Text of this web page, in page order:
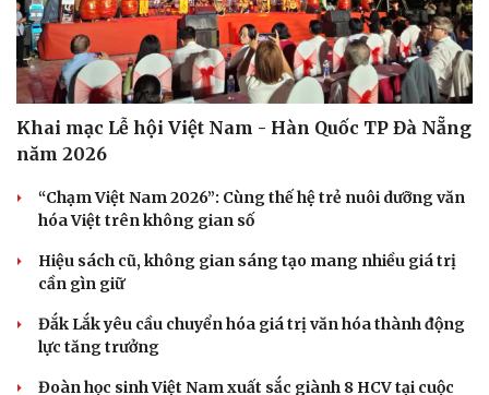
Khai mạc Lễ hội Việt Nam - Hàn Quốc TP Đà Nẵng
năm 2026
“Chạm Việt Nam 2026”: Cùng thế hệ trẻ nuôi dưỡng văn
hóa Việt trên không gian số
Hiệu sách cũ, không gian sáng tạo mang nhiều giá trị
cần gìn giữ
Đắk Lắk yêu cầu chuyển hóa giá trị văn hóa thành động
lực tăng trưởng
Đoàn học sinh Việt Nam xuất sắc giành 8 HCV tại cuộc